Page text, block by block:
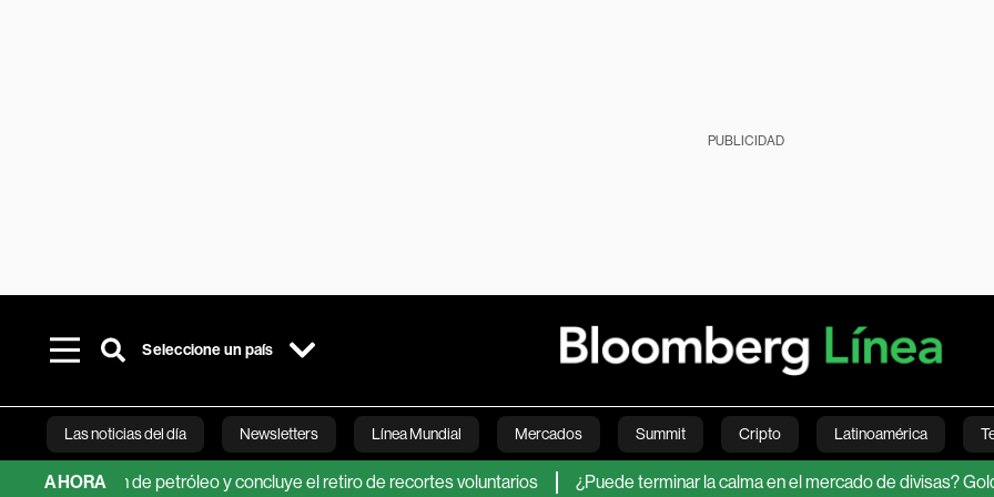
PUBLICIDAD
Seleccione un país
Las noticias del día Newsletters Línea Mundial Mercados Summit Cripto Latinoamérica
Bloomberg Green Economía Estilo de vida Mundo Videos
AHORAde petróleo y concluye el retiro de recortes voluntarios ¿Puede terminar la calma en el mercado de divisas?